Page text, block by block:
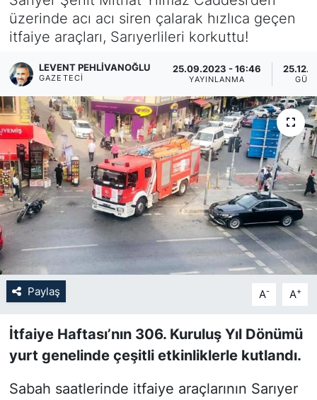
üzerinde acı acı siren çalarak hızlıca geçen
itfaiye araçları, Sarıyerlileri korkuttu!
LEVENT PEHLIVANOĞLU
GAZETECI
25.09.2023 - 16:46
YAYINLANMA
Paylaş A- A+
İtfaiye Haftası’nın 306. Kuruluş Yıl Dönümü
yurt genelinde çeşitli etkinliklerle kutlandı.
Sabah saatlerinde itfaiye araçlarının Sarıyer
KÖŞE YAZILARI
KÖŞE YAZILARI (Arşiv)
KÜLTÜR SANAT
MAGAZİN
RÖPORTAJ
SAĞLIK
SARIYER HABERLERİ
SARIYER İMAR BARIŞI
SİYASET
SON DAKİKA HABERİ